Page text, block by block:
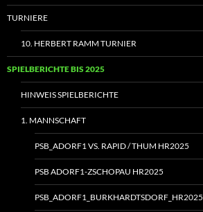
TURNIERE
10. HERBERT RAMM TURNIER
SPIELBERICHTE BIS 2025
HINWEIS SPIELBERICHTE
1. MANNSCHAFT
PSB_ADORF1 VS. RAPID / THUM HR2025
PSB ADORF1-ZSCHOPAU HR2025
PSB_ADORF1_BURKHARDTSDORF_HR2025